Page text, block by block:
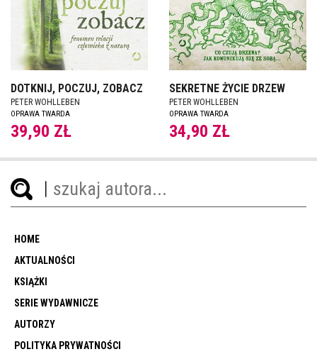
DOTKNIJ, POCZUJ, ZOBACZ
PETER WOHLLEBEN
OPRAWA TWARDA
39,90 ZŁ
SEKRETNE ŻYCIE DRZEW
PETER WOHLLEBEN
OPRAWA TWARDA
34,90 ZŁ
HOME
AKTUALNOŚCI
KSIĄŻKI
SERIE WYDAWNICZE
AUTORZY
POLITYKA PRYWATNOŚCI